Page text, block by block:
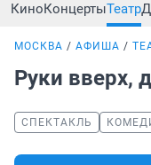
КиноКонцертыТеатр
МОСКВА АФИША
Руки вверх,
СПЕКТАКЛЬ